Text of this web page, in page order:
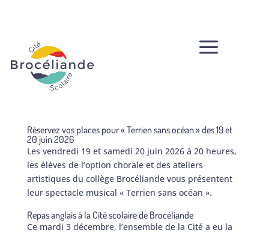
a
Réservez vos places pour « Terrien sans océan » des 19 et
20 juin 2026
Les vendredi 19 et samedi 20 juin 2026 à 20 heures,
les élèves de l’option chorale et des ateliers
artistiques du collège Brocéliande vous présentent
leur spectacle musical « Terrien sans océan ».
Repas anglais à la Cité scolaire de Brocéliande
Ce mardi 3 décembre, l’ensemble de la Cité a eu la